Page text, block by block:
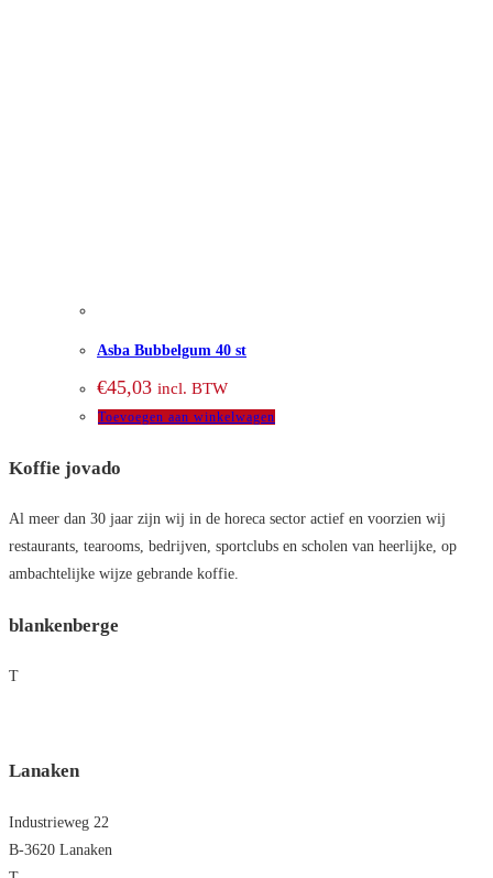
Asba Bubbelgum 40 st
€45,03 incl. BTW
Toevoegen aan winkelwagen
Koffie jovado
Al meer dan 30 jaar zijn wij in de horeca sector actief en voorzien wij
restaurants, tearooms, bedrijven, sportclubs en scholen van heerlijke, op
ambachtelijke wijze gebrande koffie.
blankenberge
T
Lanaken
Industrieweg 22
B-3620 Lanaken